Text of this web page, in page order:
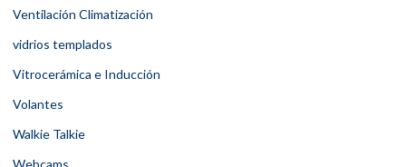
Ventilación Climatización
vidrios templados
Vitrocerámica e Inducción
Volantes
Walkie Talkie
Webcams